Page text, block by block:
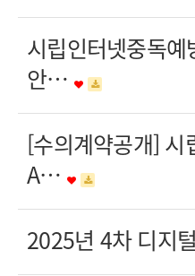
시립인터넷중독
안…
[수의계약공개] 시
A…
2025년 4차 디지